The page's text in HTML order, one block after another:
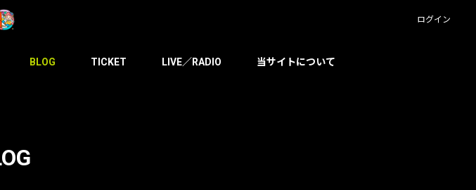
ログイン
BLOG TICKET LIVE／RADIO 当サイトについて